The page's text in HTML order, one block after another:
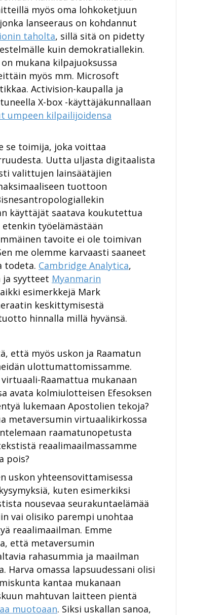
myös oma lohkoketjuun
lanseeraus on kohdannut
taholta, sillä sitä on pidetty
kuin demokratiallekin.
mukana kilpajuoksussa
myös mm. Microsoft
Activision-kaupalla ja
X-box -käyttäjäkunnallaan
umpeen kilpailijoidensa
se toimija, joka voittaa
Uutta uljasta digitaalista
valittujen lainsäätäjien
tuottoon
käyttäjät saatava koukutettua
työelämästään
tavoite ei ole toimivan
me olemme karvaasti saaneet
todeta. Cambridge Analytica,
ja syytteet Myanmarin
esimerkkejä Mark
keskittymisestä
hinnalla millä hyvänsä.
että myös uskon ja Raamatun
ulottumattomissamme.
Raamattua mukanaan
avata kolmiulotteisen Efesoksen
lukemaan Apostolien tekoja?
metaversumin virtuaalikirkossa
raamatunopetusta
reaalimaailmassamme
pois?
uskon yhteensovittamisessa
kuten esimerkiksi
nousevaa seurakuntaelämää
vai olisiko parempi unohtaa
reaalimaailman. Emme
että metaversumin
rahasummia ja maailman
omassa lapsuudessani olisi
kantaa mukanaan
mahtuvan laitteen pientä
muotoaan. Siksi uskallan sanoa,